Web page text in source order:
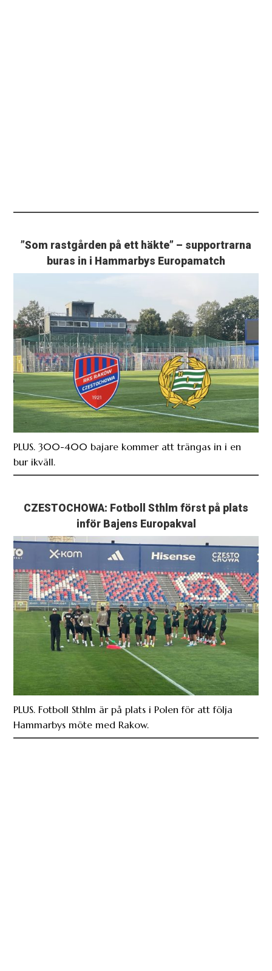
”Som rastgården på ett häkte” – supportrarna
PLUS. 300-400 bajare kommer att trängas in i en
bur ikväll.
CZESTOCHOWA: Fotboll Sthlm först på plats
PLUS. Fotboll Sthlm är på plats i Polen för att följa
Hammarbys möte med Rakow.